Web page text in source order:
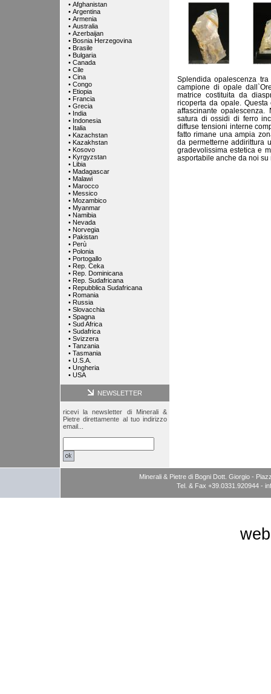
• Afghanistan
• Argentina
• Armenia
• Australia
• Azerbaijan
• Bosnia Herzegovina
• Brasile
• Bulgaria
• Canada
• Cile
• Cina
• Congo
• Etiopia
• Francia
• Grecia
• India
• Indonesia
• Italia
• Kazachstan
• Kazakhstan
• Kosovo
• Kyrgyzstan
• Libia
• Madagascar
• Malawi
• Marocco
• Messico
• Mozambico
• Myanmar
• Namibia
• Nevada
• Norvegia
• Pakistan
• Perù
• Polonia
• Portogallo
• Rep. Ceka
• Rep. Dominicana
• Rep. Sudafricana
• Repubblica Sudafricana
• Romania
• Russia
• Slovacchia
• Spagna
• Sud Africa
• Sudafrica
• Svizzera
• Tanzania
• Tasmania
• U.S.A.
• Ungheria
• USA
NEWSLETTER
ricevi la newsletter di Minerali &
Pietre direttamente al tuo indirizzo
email...
Splendida opalescenza
campione di opale
matrice costituita da
ricoperta da opale.
affascinante
satura di ossidi di ferro
diffuse tensioni interne
fatto rimane una ampia
da permetterne addirittura
gradevolissima estetica e
asportabile anche da noi su
Minerali & Pietre di Bogni Dott. Giorgio -
Tel. & Fax +39.0331.920944 -